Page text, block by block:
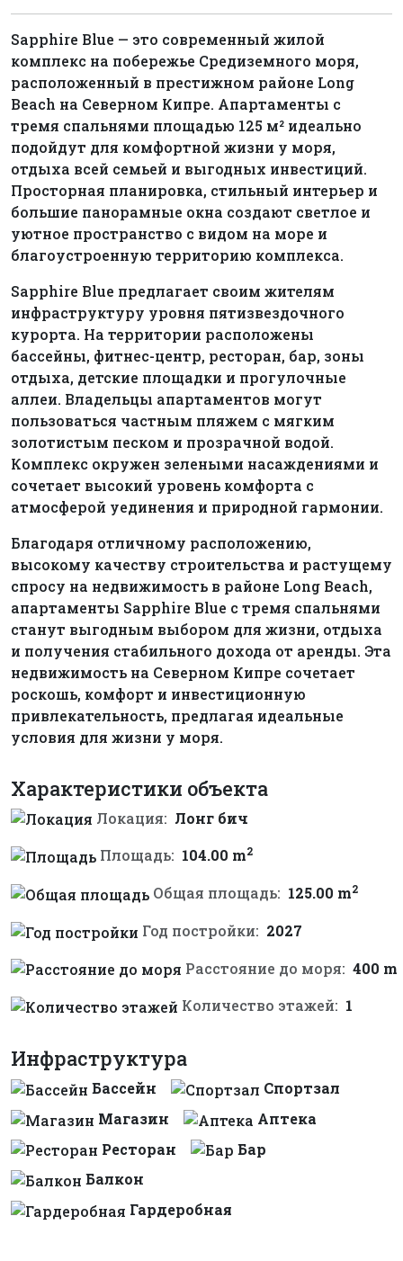
Sapphire Blue — это современный жилой
комплекс на побережье Средиземного моря,
расположенный в престижном районе Long
Beach на Северном Кипре. Апартаменты с
тремя спальнями площадью 125 м² идеально
подойдут для комфортной жизни у моря,
отдыха всей семьей и выгодных инвестиций.
Просторная планировка, стильный интерьер и
большие панорамные окна создают светлое и
уютное пространство с видом на море и
благоустроенную территорию комплекса.
Sapphire Blue предлагает своим жителям
инфраструктуру уровня пятизвездочного
курорта. На территории расположены
бассейны, фитнес-центр, ресторан, бар, зоны
отдыха, детские площадки и прогулочные
аллеи. Владельцы апартаментов могут
пользоваться частным пляжем с мягким
золотистым песком и прозрачной водой.
Комплекс окружен зелеными насаждениями и
сочетает высокий уровень комфорта с
атмосферой уединения и природной гармонии.
Благодаря отличному расположению,
высокому качеству строительства и растущему
спросу на недвижимость в районе Long Beach,
апартаменты Sapphire Blue с тремя спальнями
станут выгодным выбором для жизни, отдыха
и получения стабильного дохода от аренды. Эта
недвижимость на Северном Кипре сочетает
роскошь, комфорт и инвестиционную
привлекательность, предлагая идеальные
условия для жизни у моря.
Характеристики объекта
Локация: Лонг бич
Площадь: 104.00 m2
Общая площадь: 125.00 m2
Год постройки: 2027
Расстояние до моря: 400 m
Количество этажей: 1
Инфраструктура
Бассейн
Спортзал
Магазин
Аптека
Ресторан
Бар
Балкон
Гардеробная